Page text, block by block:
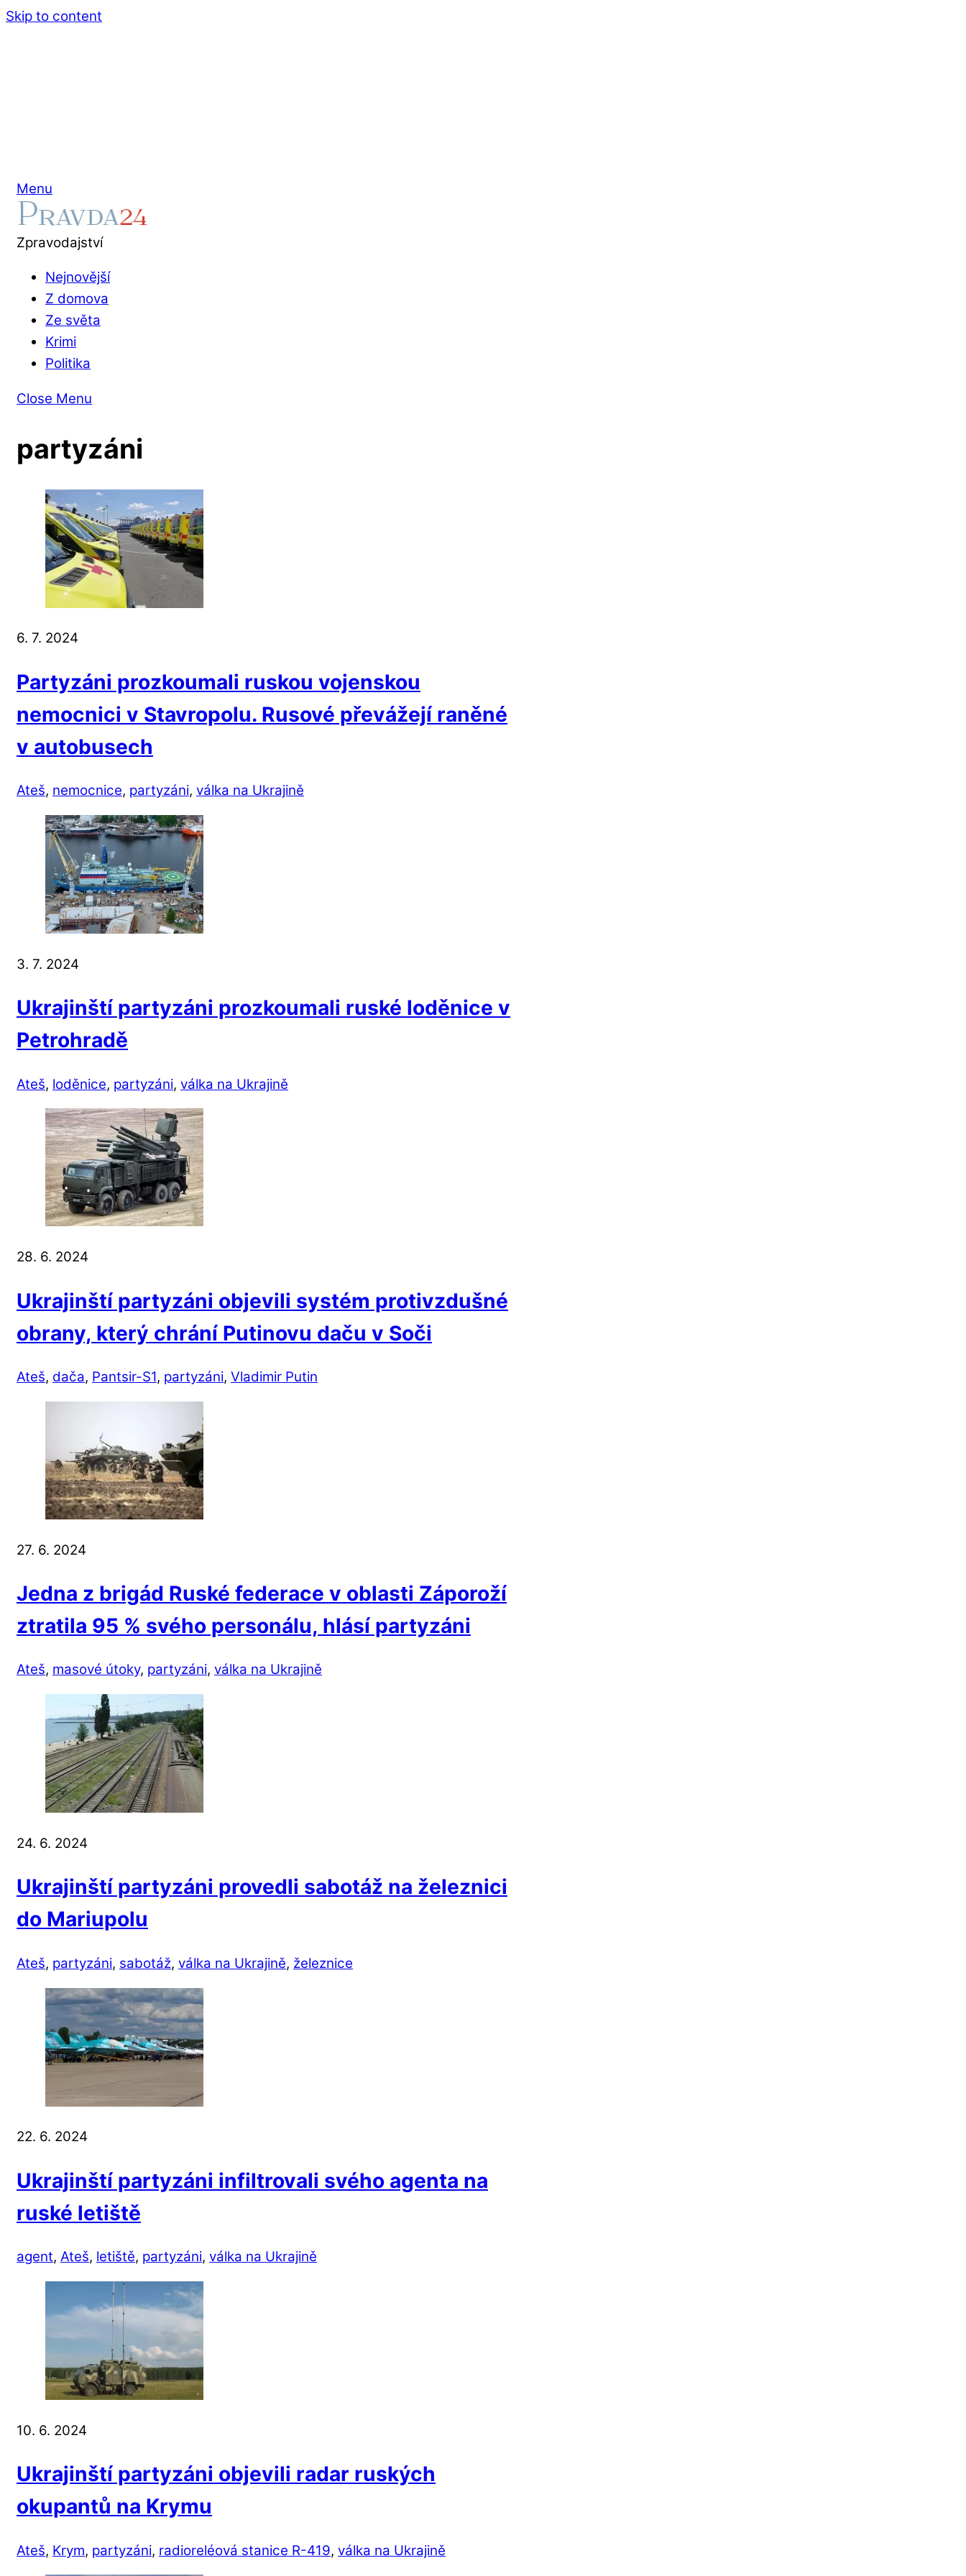
Skip to content
Menu
Zpravodajství
Nejnovější
Z domova
Ze světa
Krimi
Politika
Close Menu
partyzáni
6. 7. 2024
Partyzáni prozkoumali ruskou vojenskou
nemocnici v Stavropolu. Rusové převážejí raněné
v autobusech
Ateš, nemocnice, partyzáni, válka na Ukrajině
3. 7. 2024
Ukrajinští partyzáni prozkoumali ruské loděnice v
Petrohradě
Ateš, loděnice, partyzáni, válka na Ukrajině
28. 6. 2024
Ukrajinští partyzáni objevili systém protivzdušné
obrany, který chrání Putinovu daču v Soči
Ateš, dača, Pantsir-S1, partyzáni, Vladimir Putin
27. 6. 2024
Jedna z brigád Ruské federace v oblasti Záporoží
ztratila 95 % svého personálu, hlásí partyzáni
Ateš, masové útoky, partyzáni, válka na Ukrajině
24. 6. 2024
Ukrajinští partyzáni provedli sabotáž na železnici
do Mariupolu
Ateš, partyzáni, sabotáž, válka na Ukrajině, železnice
22. 6. 2024
Ukrajinští partyzáni infiltrovali svého agenta na
ruské letiště
agent, Ateš, letiště, partyzáni, válka na Ukrajině
10. 6. 2024
Ukrajinští partyzáni objevili radar ruských
okupantů na Krymu
Ateš, Krym, partyzáni, radioreléová stanice R-419, válka na Ukrajině